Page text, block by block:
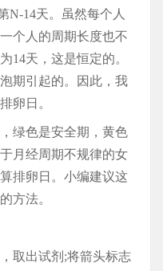
N-14天。虽然每个人
个人的周期长度也不
14天，这是恒定的。
期引起的。因此，我
卵日。
色是安全期，黄色
月经周期不规律的女
排卵日。小编建议这
方法。
出试剂;将箭头标志